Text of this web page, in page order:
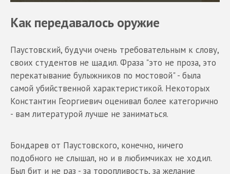
Как передавалось оружие
Паустовский, будучи очень требовательным к слову,
своих студентов не щадил. Фраза "это не проза, это
перекатывание булыжников по мостовой" - была
самой убийственной характеристикой. Некоторых
Константин Георгиевич оценивал более категорично
- вам литературой лучше не заниматься.
Бондарев от Паустовского, конечно, ничего
подобного не слышал, но и в любимчиках не ходил.
Был бит и не раз - за торопливость, за желание